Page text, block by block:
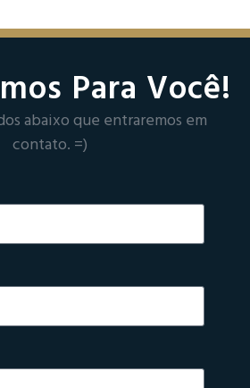
Para Você!
abaixo que entraremos em
contato. =)